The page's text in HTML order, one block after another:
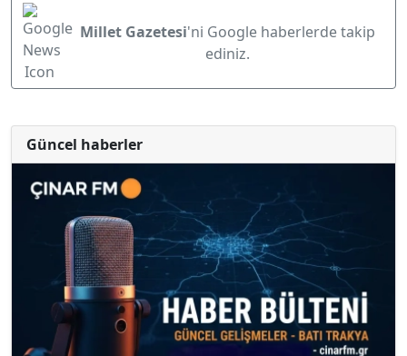
Millet Gazetesi'ni Google haberlerde takip
ediniz.
Güncel haberler